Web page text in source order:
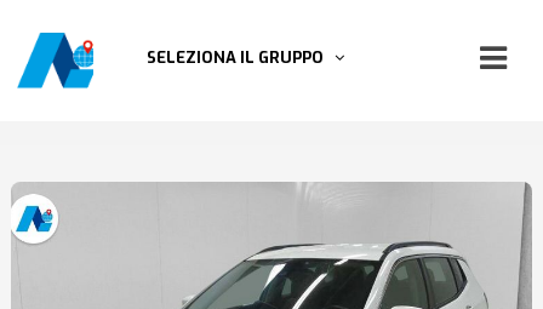
SELEZIONA IL GRUPPO